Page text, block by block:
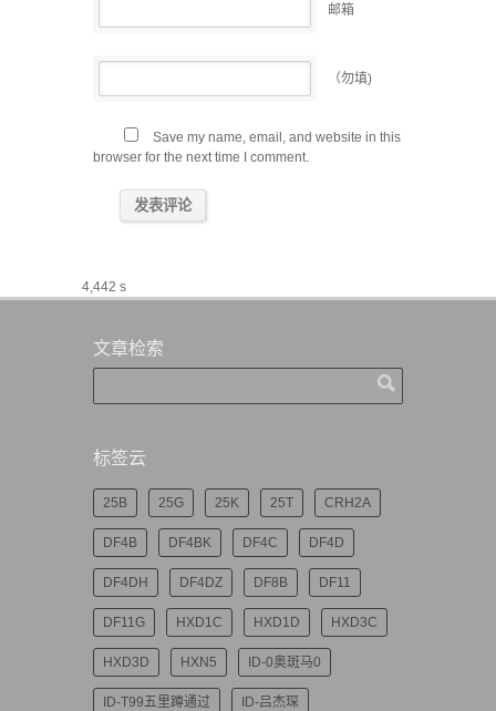
邮箱
（勿填)
Save my name, email, and website in this
browser for the next time I comment.
4,442 s
文章检索
标签云
25B 25G 25K 25T CRH2A
DF4B DF4BK DF4C DF4D
DF4DH DF4DZ DF8B DF11
DF11G HXD1C HXD1D HXD3C
HXD3D HXN5 ID-0奥斑马0
ID-T99五里蹲通过 ID-吕杰琛